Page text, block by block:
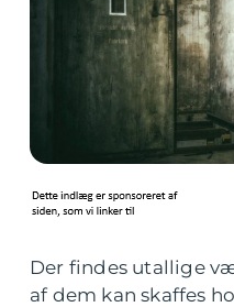
Der findes utallige
af dem kan skaffes